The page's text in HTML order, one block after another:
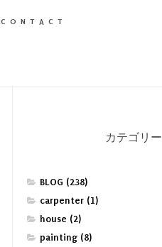
CONTACT
カテゴリー
BLOG (238)
carpenter (1)
house (2)
painting (8)